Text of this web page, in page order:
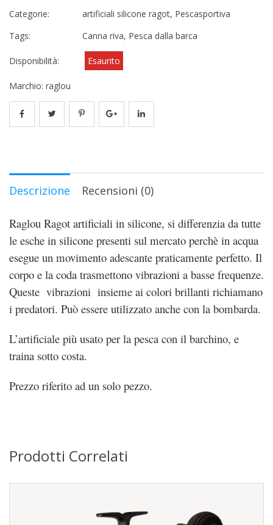
Categorie:
artificiali silicone ragot, Pescasportiva
Tags:
Canna riva, Pesca dalla barca
Disponibilità: Esaurito
Marchio: raglou
Descrizione Recensioni (0)
Raglou Ragot artificiali in silicone, si differenzia da tutte
le esche in silicone presenti sul mercato perchè in acqua
esegue un movimento adescante praticamente perfetto. Il
corpo e la coda trasmettono vibrazioni a basse frequenze.
Queste vibrazioni insieme ai colori brillanti richiamano
i predatori. Può essere utilizzato anche con la bombarda.
L’artificiale più usato per la pesca con il barchino, e
traina sotto costa.
Prezzo riferito ad un solo pezzo.
Prodotti Correlati